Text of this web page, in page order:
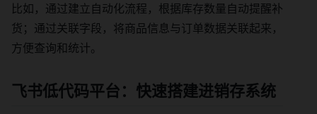
比如，通过建立自动化流程，根据库存数量自动提醒补
货；通过关联字段，将商品信息与订单数据关联起来，
方便查询和统计。
飞书低代码平台：快速搭建进销存系统